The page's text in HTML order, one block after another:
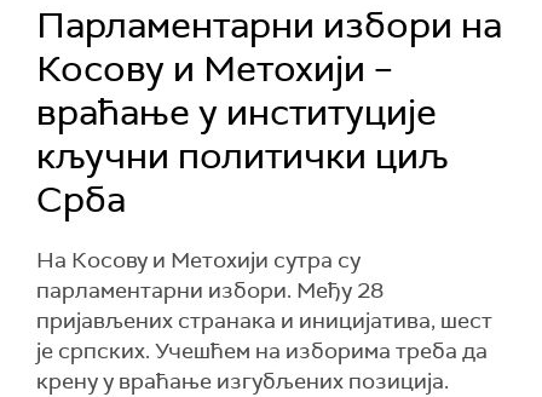
Парламентарни избори на
Косову и Метохији –
враћање у институције
кључни политички циљ
Срба
На Косову и Метохији сутра су
парламентарни избори. Међу 28
пријављених странака и иницијатива, шест
је српских. Учешћем на изборима треба да
крену у враћање изгубљених позиција.